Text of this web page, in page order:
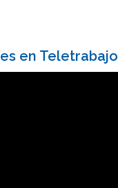
en Teletrabajo